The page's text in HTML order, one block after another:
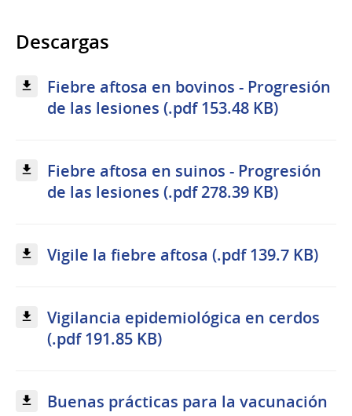
Descargas
Fiebre aftosa en bovinos - Progresión
de las lesiones (.pdf 153.48 KB)
Fiebre aftosa en suinos - Progresión
de las lesiones (.pdf 278.39 KB)
Vigile la fiebre aftosa (.pdf 139.7 KB)
Vigilancia epidemiológica en cerdos
(.pdf 191.85 KB)
Buenas prácticas para la vacunación